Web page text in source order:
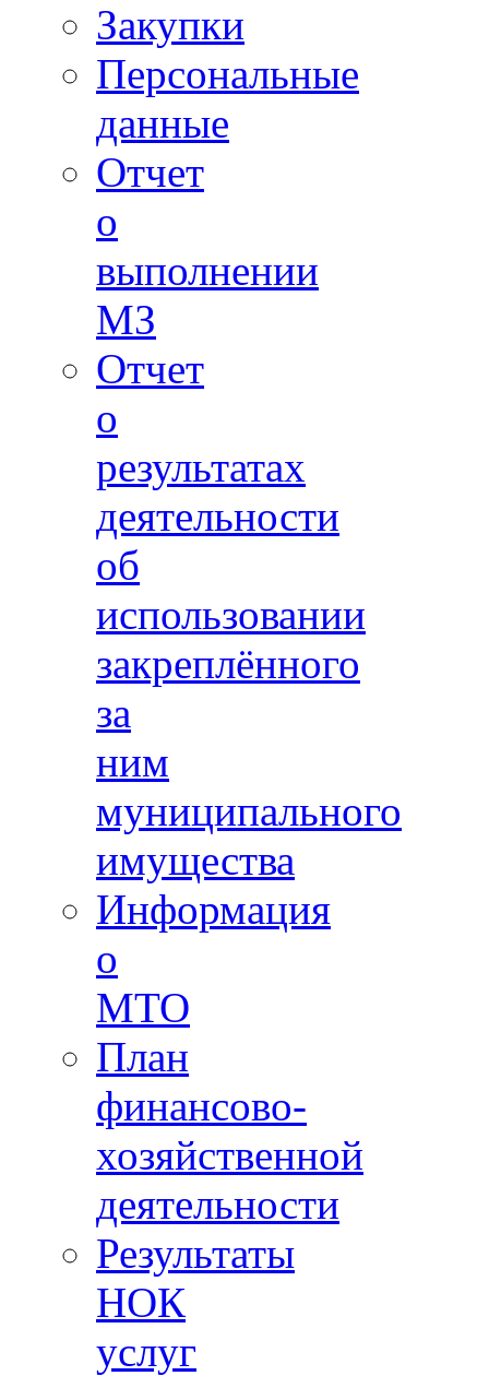
Закупки
Персональные
данные
Отчет
о
выполнении
МЗ
Отчет
о
результатах
деятельности
об
использовании
закреплённого
за
ним
муниципального
имущества
Информация
о
МТО
План
финансово-
хозяйственной
деятельности
Результаты
НОК
услуг